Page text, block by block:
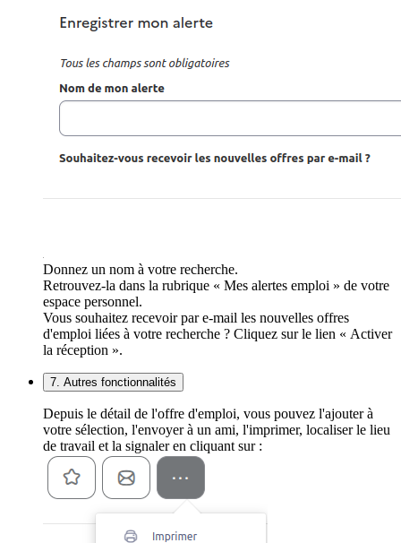
Donnez un nom à votre recherche.
Retrouvez-la dans la rubrique « Mes alertes emploi » de votre
espace personnel.
Vous souhaitez recevoir par e-mail les nouvelles offres
d'emploi liées à votre recherche ? Cliquez sur le lien « Activer
la réception ».
7. Autres fonctionnalités
Depuis le détail de l'offre d'emploi, vous pouvez l'ajouter à
votre sélection, l'envoyer à un ami, l'imprimer, localiser le lieu
de travail et la signaler en cliquant sur :